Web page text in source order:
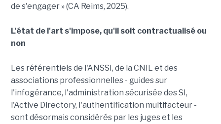
de s'engager » (CA Reims, 2025).
L'état de l'art s'impose, qu'il soit contractualisé ou
non
Les référentiels de l'ANSSI, de la CNIL et des
associations professionnelles - guides sur
l'infogérance, l'administration sécurisée des SI,
l'Active Directory, l'authentification multifacteur -
sont désormais considérés par les juges et les